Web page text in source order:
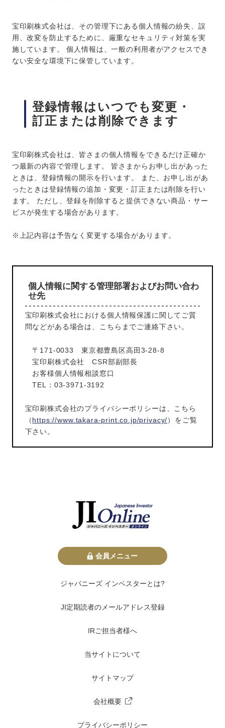
宝印刷株式会社は、その管理下にある個人情報の紛失、誤
用、改変を防止するために、厳重なセキュリティ対策を実
施しています。 個人情報は、一般の利用者がアクセスでき
ない安全な環境下に保管しています。
登録情報はいつでも変更・
訂正または削除できます
宝印刷株式会社は、皆さまの個人情報をできるだけ正確か
つ最新の内容で管理します。 皆さまからお申し出があった
ときは、登録情報の開示を行います。 また、お申し出があ
ったときは登録情報の追加・変更・訂正または削除を行い
ます。 ただし、登録を削除すると提供できない商品・サー
ビスが発生する場合があります。
※上記内容は予告なく変更する場合があります。
個人情報に関する管理部署およびお問い合わ
せ先
宝印刷株式会社における個人情報保護に関してご質
問などがある場合は、こちらまでご連絡下さい。
〒171-0033 東京都豊島区高田3-28-8
宝印刷株式会社 CSR部副部長
お客様個人情報相談窓口
TEL：03-3971-3192
宝印刷株式会社のプライバシーポリシーは、こちら
（https://www.takara-print.co.jp/privacy/）をご覧
下さい。
会員メニュー
ジャパニーズ インベスターとは?
JI定期読者のメールアドレス登録
IRご担当者様へ
当サイトについて
サイトマップ
会社概要
プライバシーポリシー